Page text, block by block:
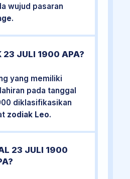
wujud pasaran
.
23 JULI 1900 APA?
yang memiliki
pada tanggal
diklasifikasikan
zodiak Leo.
23 JULI 1900